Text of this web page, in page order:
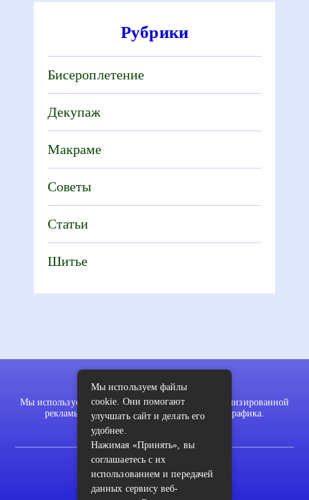
Рубрики
Бисероплетение
Декупаж
Макраме
Советы
Статьи
Шитье
Мы используем файлы cookie для показа персонализированной
рекламы и/или контента и анализа нашего трафика.
Карта сайта
Мы используем файлы
cookie. Они помогают
улучшать сайт и делать его
удобнее.
Нажимая «Принять», вы
соглашаетесь с их
использованием и передачей
данных сервису веб-